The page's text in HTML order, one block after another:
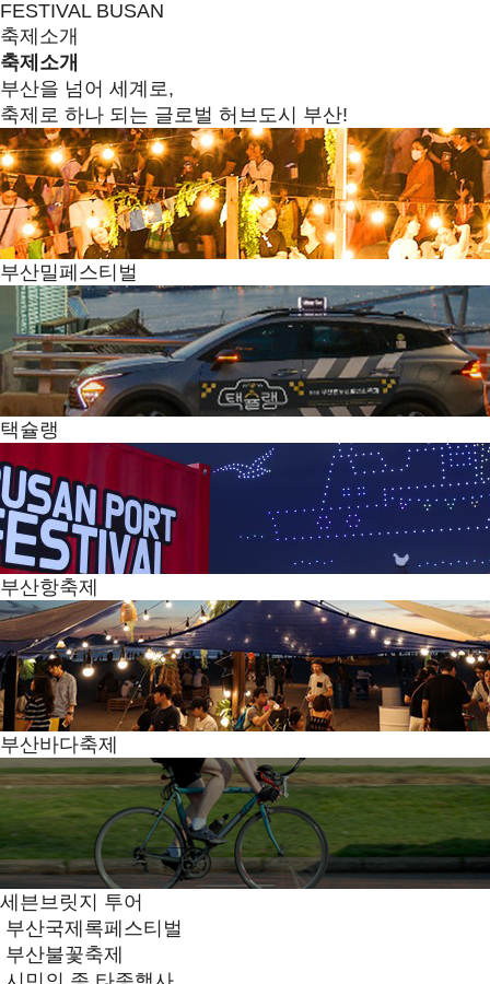
FESTIVAL BUSAN
축제소개
축제소개
부산을 넘어 세계로,
축제로 하나 되는 글로벌 허브도시 부산!
부산밀페스티벌
택슐랭
부산항축제
부산바다축제
세븐브릿지 투어
부산국제록페스티벌
부산불꽃축제